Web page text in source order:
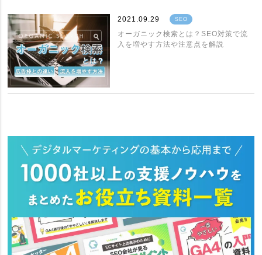
2021.09.29 SEO
オーガニック検索とは？SEO対策で流
入を増やす方法や注意点を解説